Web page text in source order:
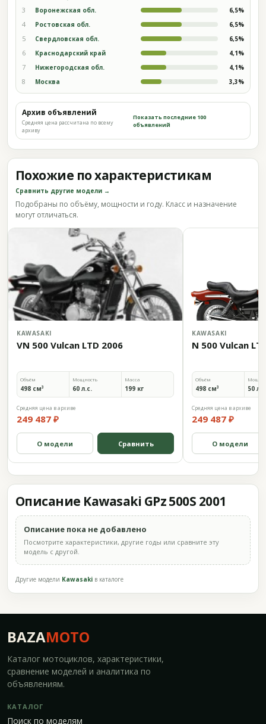
3 Воронежская обл. 6,5%
4 Ростовская обл. 6,5%
5 Свердловская обл. 6,5%
6 Краснодарский край 4,1%
7 Нижегородская обл. 4,1%
8 Москва 3,3%
Архив объявлений
Средняя цена рассчитана по всему
архиву
Показать последние 100
объявлений
Похожие по характеристикам
Сравнить другие модели →
Подобраны по объёму, мощности и году. Класс и назначение
могут отличаться.
KAWASAKI
VN 500 Vulcan LTD 2006
Объём
498 см³
Мощность
60 л.с.
Масса
199 кг
Средняя цена в архиве
249 487 ₽
О модели Сравнить
KAWASAKI
N 500 Vulcan
Объём
498 см³ 50
Средняя цена в архиве
249 487 ₽
О модели
Описание Kawasaki GPz 500S 2001
Описание пока не добавлено
Посмотрите характеристики, другие годы или сравните эту
модель с другой.
Другие модели Kawasaki в каталоге
BAZAMOTO
Каталог мотоциклов, характеристики,
сравнение моделей и аналитика по
объявлениям.
КАТАЛОГ
Поиск по моделям